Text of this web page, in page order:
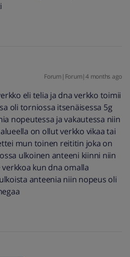
Forum|Forum|4 months ago
eli telia ja dna verkko toimii
oli torniossa itsenäisessa 5g
nopeutessa ja vakautessa niin
on ollut verkko vikaa tai
mun toinen reititin joka on
ulkoinen anteeni kiinni niin
kun dna omalla
anteenia niin nopeus oli